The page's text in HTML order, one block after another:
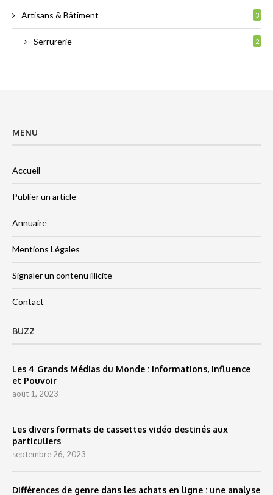
Artisans & Bâtiment 3
Serrurerie 2
MENU
Accueil
Publier un article
Annuaire
Mentions Légales
Signaler un contenu illicite
Contact
BUZZ
Les 4 Grands Médias du Monde : Informations, Influence
et Pouvoir
août 1, 2023
Les divers formats de cassettes vidéo destinés aux
particuliers
septembre 26, 2023
Différences de genre dans les achats en ligne : une analyse